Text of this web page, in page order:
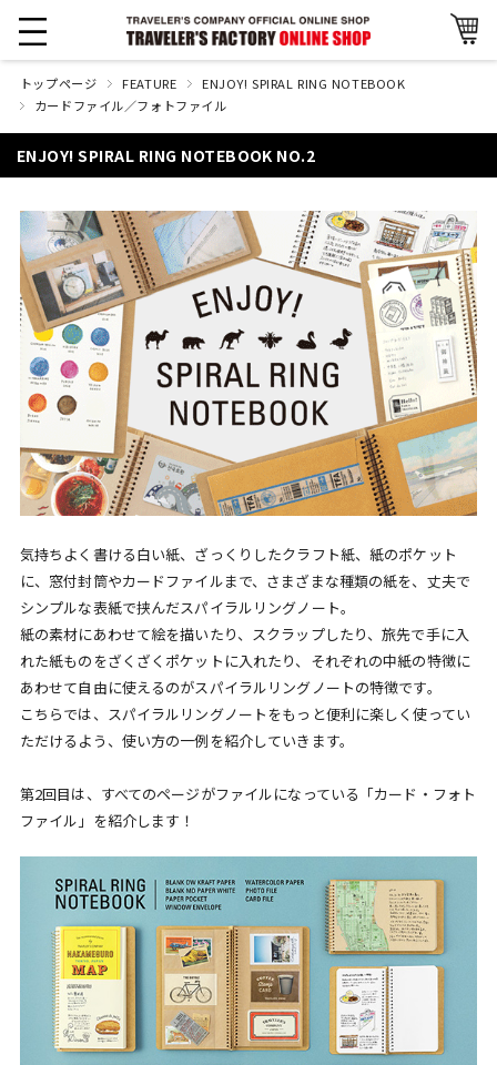
トップページ FEATURE
ENJOY! SPIRAL RING NOTEBOOK
カードファイル／フォトファイル
ENJOY! SPIRAL RING NOTEBOOK NO.2
気持ちよく書ける白い紙、ざっくりしたクラフト紙、紙のポケット
に、窓付封筒やカードファイルまで、さまざまな種類の紙を、丈夫で
シンプルな表紙で挟んだスパイラルリングノート。
紙の素材にあわせて絵を描いたり、スクラップしたり、旅先で手に入
れた紙ものをざくざくポケットに入れたり、それぞれの中紙の特徴に
あわせて自由に使えるのがスパイラルリングノートの特徴です。
こちらでは、スパイラルリングノートをもっと便利に楽しく使ってい
ただけるよう、使い方の一例を紹介していきます。
第2回目は、すべてのページがファイルになっている「カード・フォト
ファイル」を紹介します！